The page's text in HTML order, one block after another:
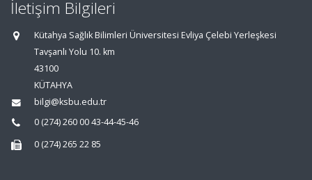
İletişim Bilgileri
Kütahya Sağlık Bilimleri Üniversitesi Evliya Çelebi Yerleşkesi
Tavşanlı Yolu 10. km
43100
KÜTAHYA
bilgi@ksbu.edu.tr
0 (274) 260 00 43-44-45-46
0 (274) 265 22 85